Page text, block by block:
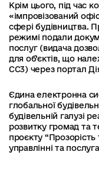
Крім цього, під час
«імпровізований
сфері будівництва.
режимі подали
послуг (видача
для об’єктів, що
СС3) через портал
Єдина електронна
глобальної
будівельній галузі
розвитку громад та
проєкту “Прозорість
управлінні та